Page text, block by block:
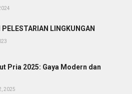
LINGKUNGAN
Pria 2025: Gaya Modern dan
2025